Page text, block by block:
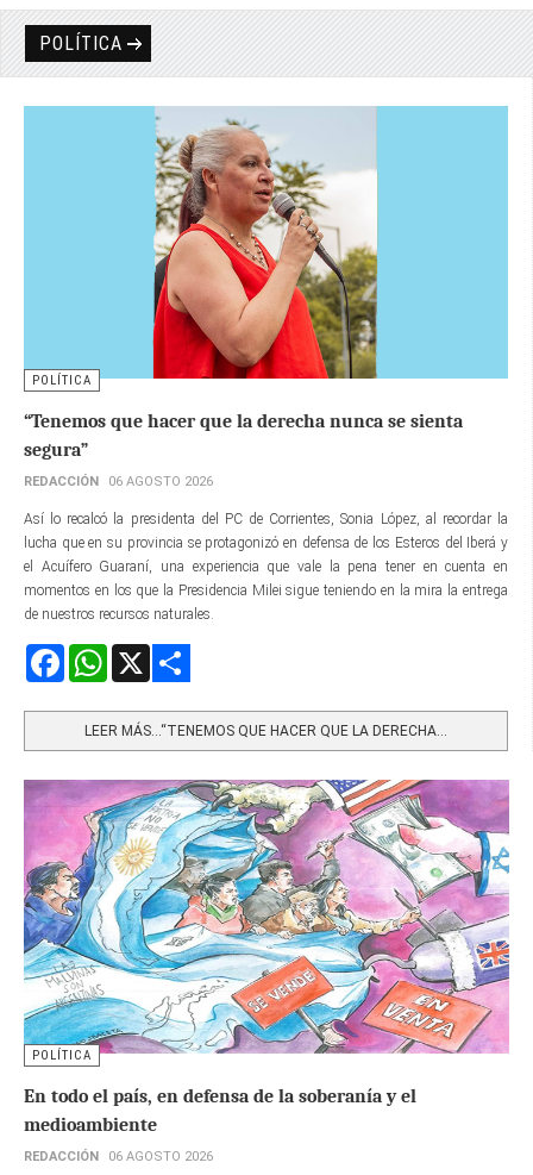
POLÍTICA
POLÍTICA
“Tenemos que hacer que la derecha nunca se sienta
segura”
REDACCIÓN 06 AGOSTO 2026
Así lo recalcó la presidenta del PC de Corrientes, Sonia López, al recordar la
lucha que en su provincia se protagonizó en defensa de los Esteros del Iberá y
el Acuífero Guaraní, una experiencia que vale la pena tener en cuenta en
momentos en los que la Presidencia Milei sigue teniendo en la mira la entrega
de nuestros recursos naturales.
FacebookWhatsApp
LEER MÁS…“TENEMOS QUE HACER QUE LA DERECHA...
POLÍTICA
En todo el país, en defensa de la soberanía y el
medioambiente
REDACCIÓN 06 AGOSTO 2026